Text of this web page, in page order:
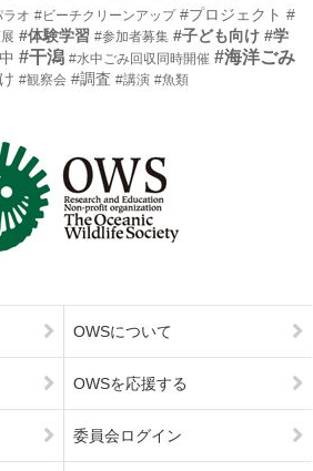
ラオ #ビーチクリーンアップ #プロジェクト #
#体験学習 #参加者募集 #子ども向け #学
#干潟 #水中ごみ回収同時開催 #海洋ごみ
#観察会 #調査 #講演 #魚類
OWSについて
OWSを応援する
委員会ログイン